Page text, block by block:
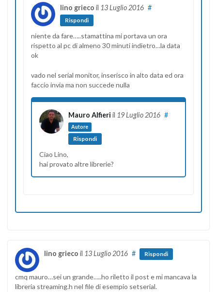
lino grieco il 13 Luglio 2016 #
Rispondi
niente da fare…..stamattina mi portava un ora
rispetto al pc di almeno 30 minuti indietro…la data
ok
vado nel serial monitor, inserisco in alto data ed ora
faccio invia ma non succede nulla
Mauro Alfieri il 19 Luglio 2016
Autore
#
Rispondi
Ciao Lino,
hai provato altre librerie?
lino grieco il 13 Luglio 2016 # Rispondi
cmq mauro…sei un grande…..ho riletto il post e mi mancava la
libreria streaming.h nel file di esempio setserial.